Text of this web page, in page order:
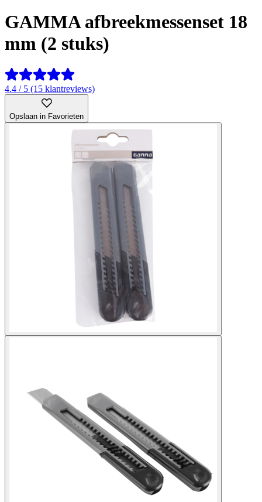
GAMMA afbreekmessenset 18
mm (2 stuks)
4.4 / 5 (15 klantreviews)
Opslaan in Favorieten